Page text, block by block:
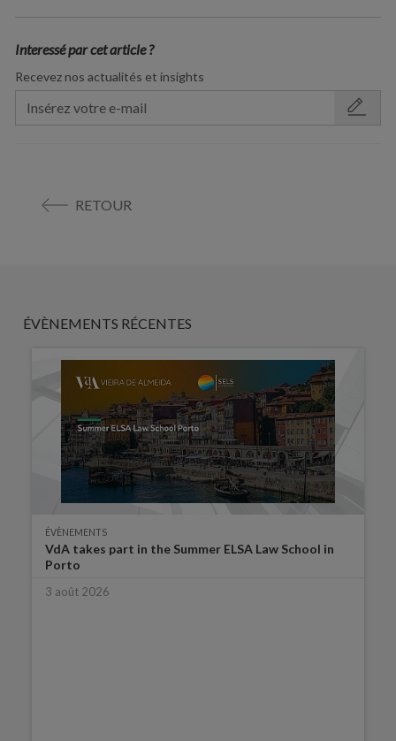
Interessé par cet article ?
Recevez nos actualités et insights
RETOUR
ÉVÈNEMENTS RÉCENTES
ÉVÈNEMENTS
VdA takes part in the Summer ELSA Law School in
Porto
3 août 2026